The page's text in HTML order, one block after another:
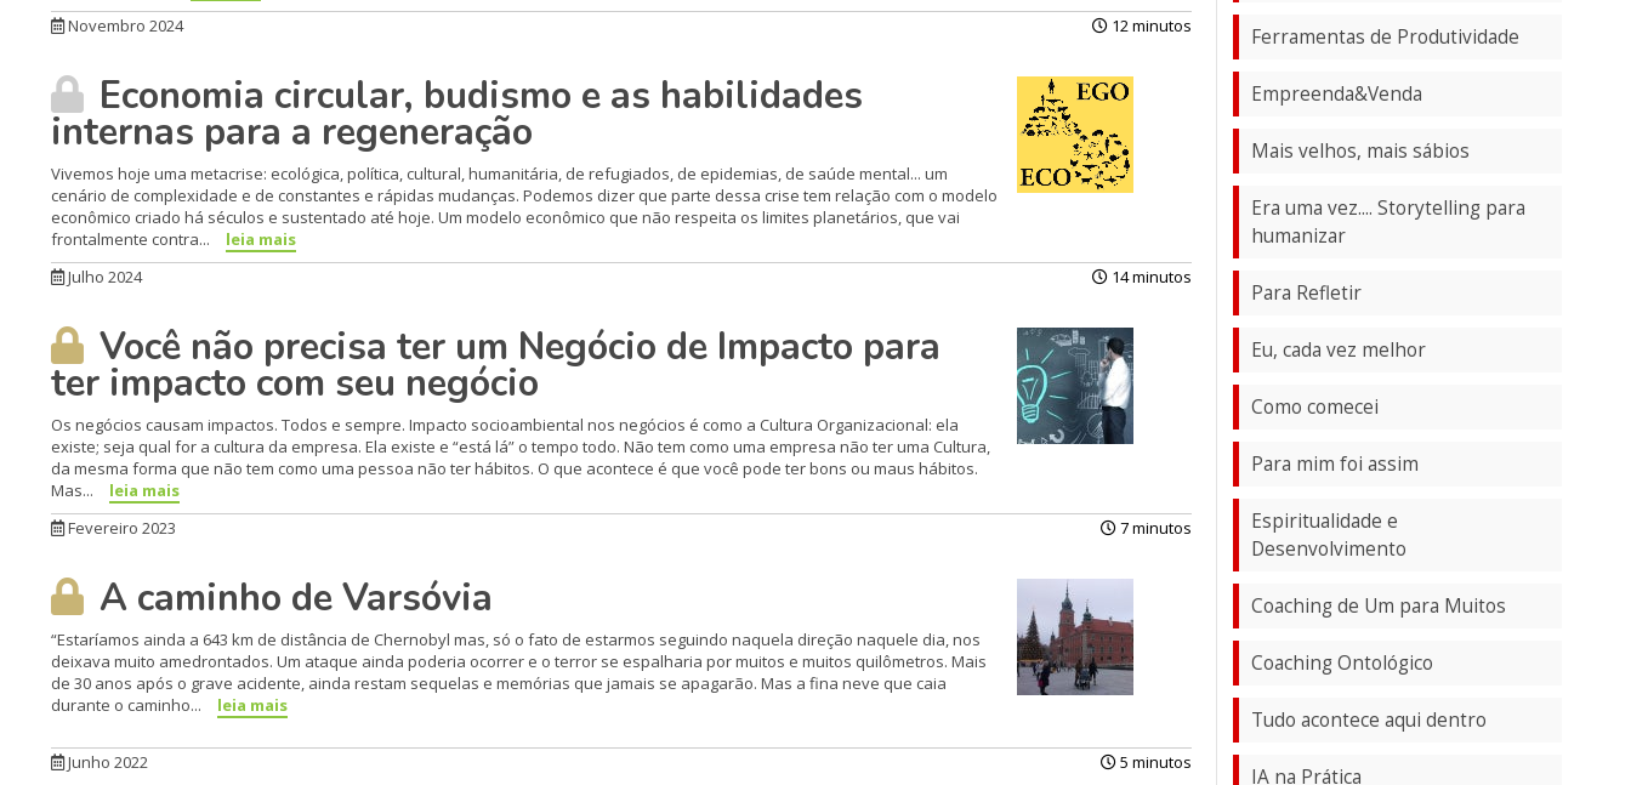
Novembro 2024
12 minutos
Economia circular, budismo e as habilidades
internas para a regeneração
Vivemos hoje uma metacrise: ecológica, política, cultural, humanitária, de refugiados, de epidemias, de saúde mental... um
cenário de complexidade e de constantes e rápidas mudanças. Podemos dizer que parte dessa crise tem relação com o modelo
econômico criado há séculos e sustentado até hoje. Um modelo econômico que não respeita os limites planetários, que vai
frontalmente contra...
leia mais
Julho 2024
14 minutos
Você não precisa ter um Negócio de Impacto para
ter impacto com seu negócio
Os negócios causam impactos. Todos e sempre. Impacto socioambiental nos negócios é como a Cultura Organizacional: ela
existe; seja qual for a cultura da empresa. Ela existe e “está lá” o tempo todo. Não tem como uma empresa não ter uma Cultura,
da mesma forma que não tem como uma pessoa não ter hábitos. O que acontece é que você pode ter bons ou maus hábitos.
Mas...
leia mais
Fevereiro 2023
7 minutos
A caminho de Varsóvia
“Estaríamos ainda a 643 km de distância de Chernobyl mas, só o fato de estarmos seguindo naquela direção naquele dia, nos
deixava muito amedrontados. Um ataque ainda poderia ocorrer e o terror se espalharia por muitos e muitos quilômetros. Mais
de 30 anos após o grave acidente, ainda restam sequelas e memórias que jamais se apagarão. Mas a fina neve que caia
durante o caminho...
leia mais
Junho 2022 5 minutos
Ferramentas de Produtividade
Empreenda&Venda
Mais velhos, mais sábios
Era uma vez.... Storytelling para
humanizar
Para Refletir
Eu, cada vez melhor
Como comecei
Para mim foi assim
Espiritualidade e
Desenvolvimento
Coaching de Um para Muitos
Coaching Ontológico
Tudo acontece aqui dentro
IA na Prática